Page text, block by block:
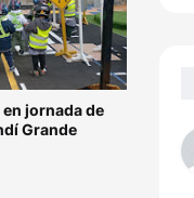
jornada de
Grande